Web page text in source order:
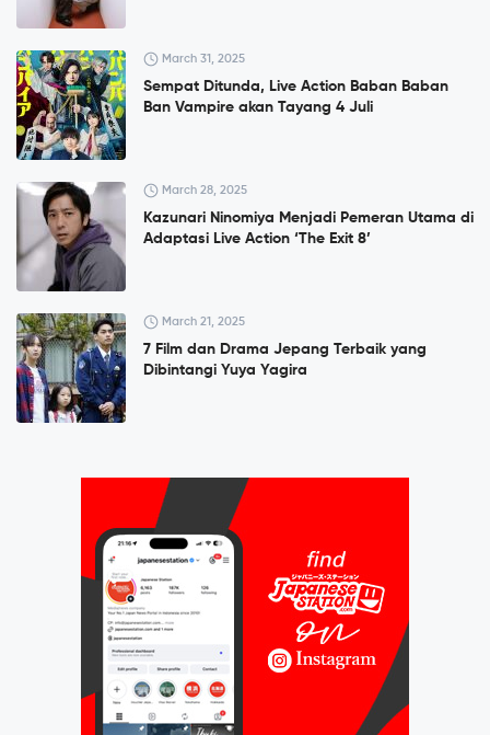
March 31, 2025
Sempat Ditunda, Live Action Baban Baban
Ban Vampire akan Tayang 4 Juli
March 28, 2025
Kazunari Ninomiya Menjadi Pemeran Utama di
Adaptasi Live Action ‘The Exit 8’
March 21, 2025
7 Film dan Drama Jepang Terbaik yang
Dibintangi Yuya Yagira